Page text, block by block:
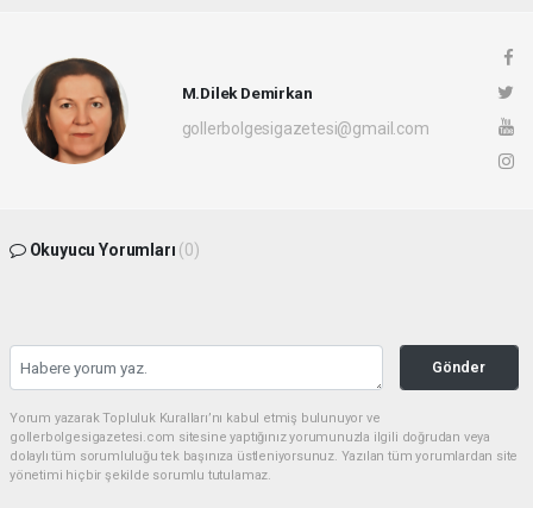
M.Dilek Demirkan
gollerbolgesigazetesi@gmail.com
Okuyucu Yorumları (0)
Gönder
Yorum yazarak Topluluk Kuralları’nı kabul etmiş bulunuyor ve
gollerbolgesigazetesi.com sitesine yaptığınız yorumunuzla ilgili doğrudan veya
dolaylı tüm sorumluluğu tek başınıza üstleniyorsunuz. Yazılan tüm yorumlardan site
yönetimi hiçbir şekilde sorumlu tutulamaz.